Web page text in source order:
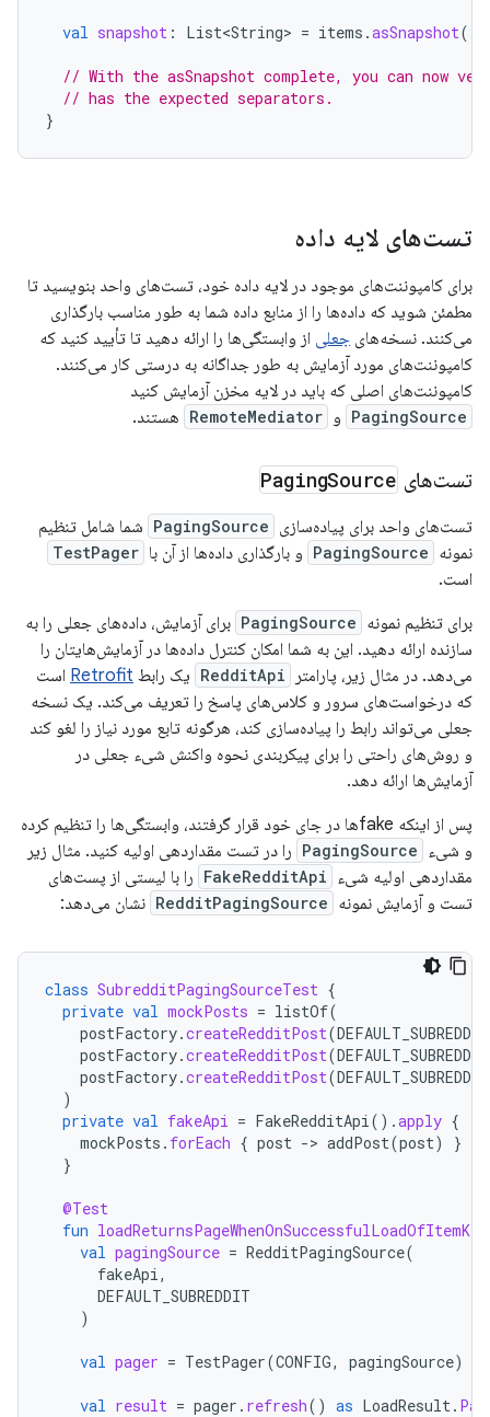
val snapshot : List<String> = items .asSnapshot()
// With the asSnapshot complete, you can now
// has the expected separators.
}
تست‌های لایه داده
برای کامپوننت‌های موجود در لایه داده خود، تست‌های واحد بنویسید تا
مطمئن شوید که داده‌ها را از منابع داده شما به طور مناسب بارگذاری
می‌کنند. نسخه‌های جعلی از وابستگی‌ها را ارائه دهید تا تأیید کنید که
کامپوننت‌های مورد آزمایش به طور جداگانه به درستی کار می‌کنند.
کامپوننت‌های اصلی که باید در لایه مخزن آزمایش کنید
PagingSource و RemoteMediator هستند.
تست‌های PagingSource
تست‌های واحد برای پیاده‌سازی PagingSource شما شامل تنظیم
نمونه PagingSource و بارگذاری داده‌ها از آن با TestPager
است.
برای تنظیم نمونه PagingSource برای آزمایش، داده‌های جعلی را به
سازنده ارائه دهید. این به شما امکان کنترل داده‌ها در آزمایش‌هایتان را
می‌دهد. در مثال زیر، پارامتر
RedditApi یک رابط Retrofit است
که درخواست‌های سرور و کلاس‌های پاسخ را تعریف می‌کند. یک نسخه
جعلی می‌تواند رابط را پیاده‌سازی کند، هرگونه تابع مورد نیاز را لغو کند
و روش‌های راحتی را برای پیکربندی نحوه واکنش شیء جعلی در
آزمایش‌ها ارائه دهد.
پس از اینکه fakeها در جای خود قرار گرفتند، وابستگی‌ها را تنظیم کرده
و شیء PagingSource را در تست مقداردهی اولیه کنید. مثال زیر
مقداردهی اولیه شیء FakeRedditApi را با لیستی از پست‌های
تست و آزمایش نمونه RedditPagingSource نشان می‌دهد:
class SubredditPagingSourceTest {
private val mockPosts = listOf(
postFactory.createRedditPost(DEFAULT_SUBREDDIT
postFactory.createRedditPost(DEFAULT_SUBREDDIT
postFactory.createRedditPost(DEFAULT_SUBREDDIT
)
private val fakeApi = FakeRedditApi().apply {
mockPosts . forEach { post -> addPost(post)
}
}
@Test
fun
val pagingSource = RedditPagingSource(
fakeApi,
DEFAULT_SUBREDDIT
)
val pager = TestPager(CONFIG, pagingSource)
val result = pager . refresh() as LoadResult.